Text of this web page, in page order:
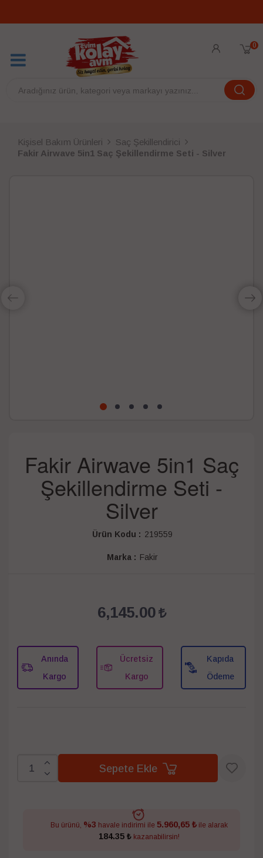
0
Kişisel Bakım Ürünleri
Saç Şekillendirici
Fakir Airwave 5in1 Saç Şekillendirme Seti - Silver
Fakir Airwave 5in1 Saç
Şekillendirme Seti -
Silver
Ürün Kodu : 219559
Marka : Fakir
6,145.00
Anında
Kargo
Ücretsiz
Kargo
Kapıda
Ödeme
Sepete Ekle
Bu ürünü, %3 havale indirimi ile 5.960,65 ₺ile alarak
184.35 ₺kazanabilirsin!